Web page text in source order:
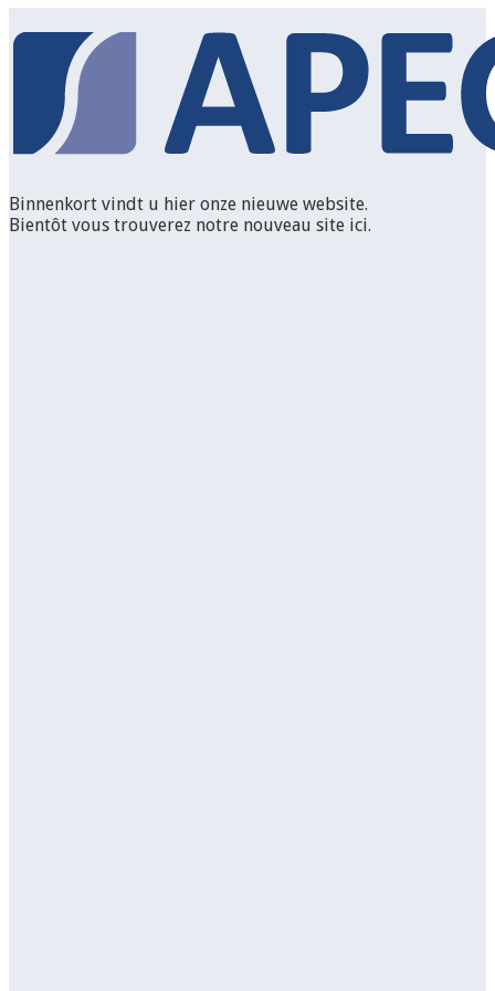
Binnenkort vindt u hier onze nieuwe website.
Bientôt vous trouverez notre nouveau site ici.